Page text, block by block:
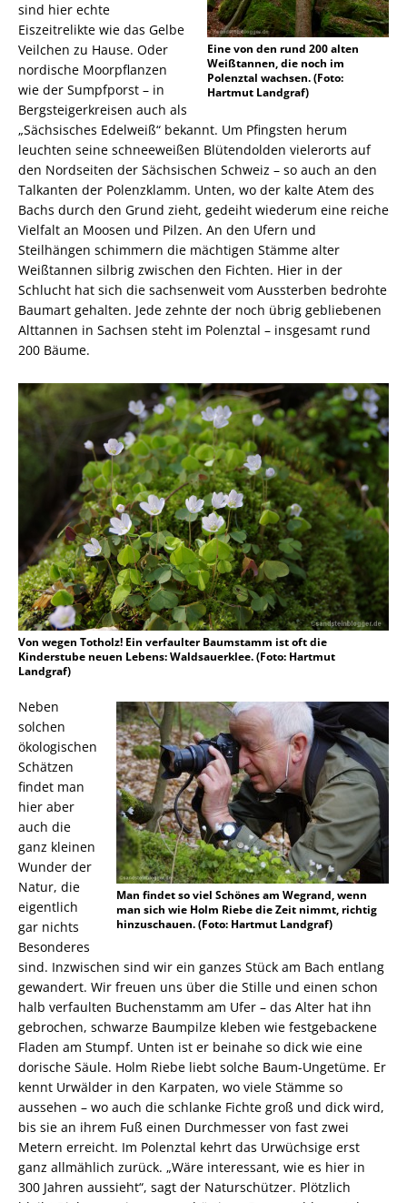
Eine von den rund 200 alten
Weißtannen, die noch im
Polenztal wachsen. (Foto:
Hartmut Landgraf)
sind hier echte
Eiszeitrelikte wie das Gelbe
Veilchen zu Hause. Oder
nordische Moorpflanzen
wie der Sumpfporst – in
Bergsteigerkreisen auch als
„Sächsisches Edelweiß“ bekannt. Um Pfingsten herum
leuchten seine schneeweißen Blütendolden vielerorts auf
den Nordseiten der Sächsischen Schweiz – so auch an den
Talkanten der Polenzklamm. Unten, wo der kalte Atem des
Bachs durch den Grund zieht, gedeiht wiederum eine reiche
Vielfalt an Moosen und Pilzen. An den Ufern und
Steilhängen schimmern die mächtigen Stämme alter
Weißtannen silbrig zwischen den Fichten. Hier in der
Schlucht hat sich die sachsenweit vom Aussterben bedrohte
Baumart gehalten. Jede zehnte der noch übrig gebliebenen
Alttannen in Sachsen steht im Polenztal – insgesamt rund
200 Bäume.
Von wegen Totholz! Ein verfaulter Baumstamm ist oft die
Kinderstube neuen Lebens: Waldsauerklee. (Foto: Hartmut
Landgraf)
Man findet so viel Schönes am Wegrand, wenn
man sich wie Holm Riebe die Zeit nimmt, richtig
hinzuschauen. (Foto: Hartmut Landgraf)
Neben
solchen
ökologischen
Schätzen
findet man
hier aber
auch die
ganz kleinen
Wunder der
Natur, die
eigentlich
gar nichts
Besonderes
sind. Inzwischen sind wir ein ganzes Stück am Bach entlang
gewandert. Wir freuen uns über die Stille und einen schon
halb verfaulten Buchenstamm am Ufer – das Alter hat ihn
gebrochen, schwarze Baumpilze kleben wie festgebackene
Fladen am Stumpf. Unten ist er beinahe so dick wie eine
dorische Säule. Holm Riebe liebt solche Baum-Ungetüme. Er
kennt Urwälder in den Karpaten, wo viele Stämme so
aussehen – wo auch die schlanke Fichte groß und dick wird,
bis sie an ihrem Fuß einen Durchmesser von fast zwei
Metern erreicht. Im Polenztal kehrt das Urwüchsige erst
ganz allmählich zurück. „Wäre interessant, wie es hier in
300 Jahren aussieht“, sagt der Naturschützer. Plötzlich